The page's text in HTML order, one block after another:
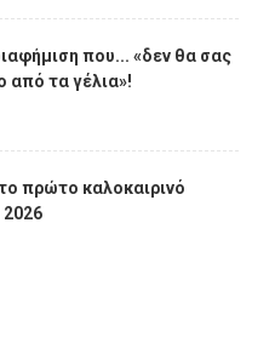
που... «δεν θα σας
από τα γέλια»!
πρώτο καλοκαιρινό
2026